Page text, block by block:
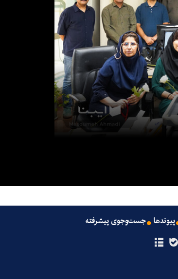
پیوندها جست‌وجوی پیشرفته